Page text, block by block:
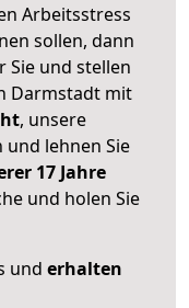
Arbeitsstress
sollen, dann
Sie und stellen
Darmstadt mit
, unsere
und lehnen Sie
17 Jahre
und holen Sie
und erhalten